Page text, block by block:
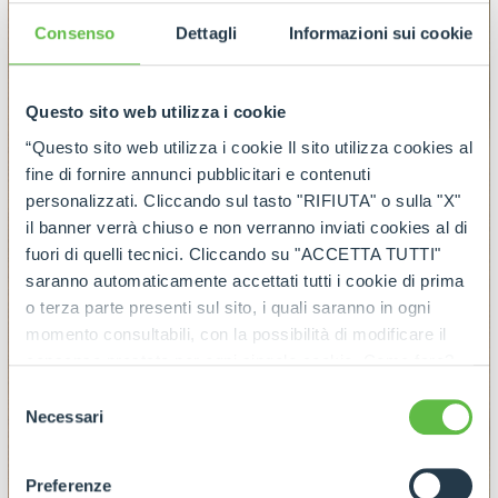
Consenso Dettagli Informazioni sui cookie
Questo sito web utilizza i cookie
“Questo sito web utilizza i cookie Il sito utilizza cookies al
fine di fornire annunci pubblicitari e contenuti
personalizzati. Cliccando sul tasto "RIFIUTA" o sulla "X"
il banner verrà chiuso e non verranno inviati cookies al di
fuori di quelli tecnici. Cliccando su "ACCETTA TUTTI"
saranno automaticamente accettati tutti i cookie di prima
o terza parte presenti sul sito, i quali saranno in ogni
momento consultabili, con la possibilità di modificare il
ogni pagina, selezionare "Modifichi il suo consenso" e
dell'informativa completa nel footer presente in ogni
pagina. Per esercitare i diritti riconosciuti all'interessato ai
delNecessari
Preferenze